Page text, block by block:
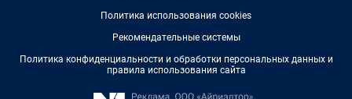
Политика использования cookies
Рекомендательные системы
Политика конфиденциальности и обработки персональных данных и
правила использования сайта